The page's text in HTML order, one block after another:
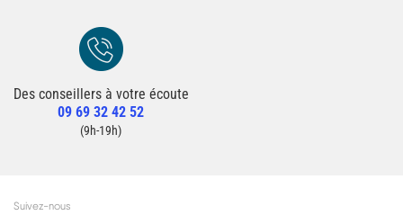
Redirection vers la page Contact du site
Des conseillers à votre écoute
09 69 32 42 52
Contacter un conseiller
(9h-19h)
Suivez-nous